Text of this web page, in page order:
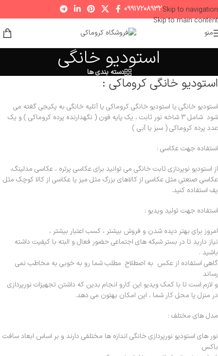
Skip to navigation
Skip to main content
09917208932
منو
استودیو خانگی
دسته بندی ها
استودیو خانگی کروماکی :
استودیو خانگی یا استودیو خانگی کروماکی یا آتلیه خانگی به پکیجی گغته می
شود شامل 3 شاخه نور ثابت ، یک پایه فون ( نگهدارنده پرده کروماکی ) و یک
عدد پرده کروماکی ( سبز یا آبی )
استفاده جهت عکاسی :
از استودیو نوپردازی ثابت خانگی می توانید برای عکاسی پرتره ، عکاسی مدلینگ،
عکاسی صنعتی مثل عکاسی از کالاهای بزرگ مثل میز یا عکاسی از کالا کوچک مثل
یف استفاده کنید.
استفاده جهت تولید ویدیو :
امروز برای بهتر دیده شدن و فروش بیشتر ، کسب اعتبار بیشتر ،
نیاز دارید تا در بستر شبکه های اجتماعی حضور فعال و البته با کیفیت داشته
باشید .
گاهی استفاده از عکس به اصطلاح مطلب شما رو به خوبی به مخاطب نمی
رساند
و لازم است تا با کمک ویدیو این کارو انجام بدین که داشتن تجهیزات نورپردازی
در منزل یا محل کار شما ، این امکان بهتون می دهد.
مدل های مختلف :
نور های استودیو نورپردازی خانگی اندازه ها مختلفی دارند و بر اساس ابعاد سافت
باکس